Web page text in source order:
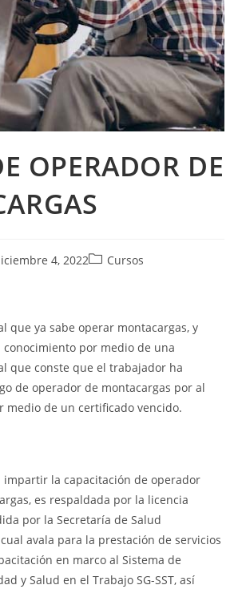
OPERADOR DE
4, 2022
Cursos
que ya sabe operar montacargas, y
por medio de una
que conste que el trabajador ha
de operador de montacargas por al
medio de un certificado vencido.
impartir la capacitación de operador
es respaldada por la licencia
por la Secretaría de Salud
avala para la prestación de servicios
en marco al Sistema de
y Salud en el Trabajo SG-SST, así